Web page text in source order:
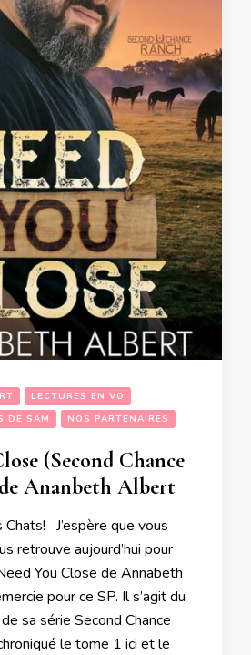
LECTURES EN VO
DE SAM
NOS PARTENAIRES
(Second Chance
Ananbeth Albert
Chats! J’espère que vous
retrouve aujourd’hui pour
You Close de Annabeth
pour ce SP. Il s’agit du
sa série Second Chance
le tome 1 ici et le